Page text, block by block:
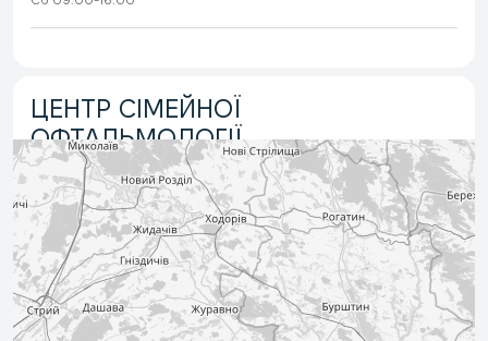
ЦЕНТР СІМЕЙНОЇ
ОФТАЛЬМОЛОГІЇ
Івано-Франківськ, вул. Вовчинецька,
227
ПЕРЕГЛЯНУТИ НА КАРТІ
Пн-пт 10:00-18:00
Сб 10:00-17:00
Нд 11:00-16:00